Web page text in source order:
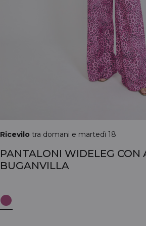
Ricevilo tra domani e martedì 18
PANTALONI WIDELEG CON
BUGANVILLA